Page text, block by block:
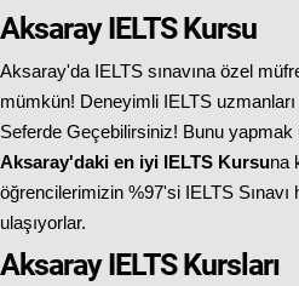
Aksaray IELTS Kursu
Aksaray'da IELTS sınavına özel
mümkün! Deneyimli IELTS uzmanları
Seferde Geçebilirsiniz! Bunu
Aksaray'daki en iyi IELTS Kursuna
öğrencilerimizin %97'si IELTS
ulaşıyorlar.
Aksaray IELTS Kursları